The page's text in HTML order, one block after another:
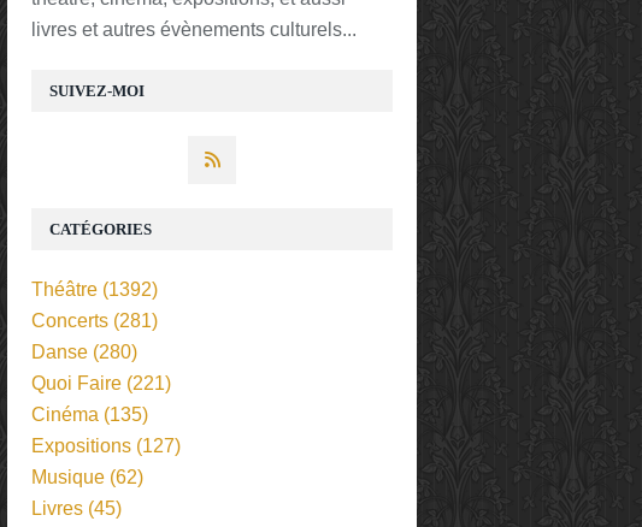
SUIVEZ-MOI
livres et autres évènements culturels...
CATÉGORIES
Théâtre (1392)
Concerts (281)
Danse (280)
Quoi Faire (221)
Cinéma (135)
Expositions (127)
Musique (62)
Livres (45)